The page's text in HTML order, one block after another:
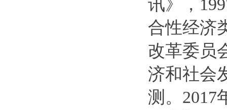
讯》，
合性经济
改革委员
济和社会
测。2017